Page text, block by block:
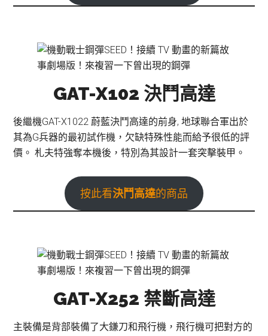
GAT-X102 決鬥高達
後繼機GAT-X1022 蔚藍決鬥高達的前身, 地球聯合軍出於
其為G兵器的最初試作機，欠缺特殊性能而給予很低的評
價。 札夫特強奪本機後，特別為其設計一套突擊裝甲。
按此看決鬥高達的商品
GAT-X252 禁斷高達
主裝備是背部裝備了大鎌刀和飛行機，飛行機可把對方的